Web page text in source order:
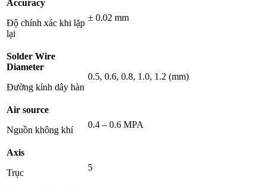
Accuracy
Độ chính xác khi lặp
lại
± 0.02 mm
Solder Wire
Diameter
Đường kính dây hàn
0.5, 0.6, 0.8, 1.0, 1.2 (mm)
Air source
Nguồn không khí
0.4 – 0.6 MPA
Axis
Trục
5